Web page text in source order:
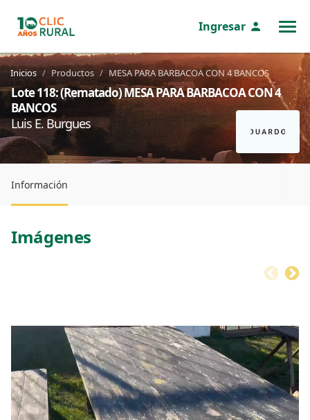
Ingresar
Lote 118: (Rematado) MESA PARA BARBACOA CON 4
BANCOS
Luis E. Burgues
Inicios Productos MESA PARA BARBACOA CON 4 BANCOS
Información
Imágenes